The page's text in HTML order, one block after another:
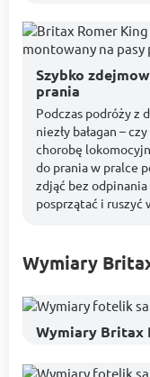
Szybko
prania
Podczas podróży z
niezły bałagan –
chorobę
do prania w pralce
zdjąć bez
posprzątać i ruszyć
Wymiary
Wymiary Britax